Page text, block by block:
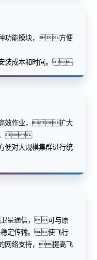
功能模块，方便
装成本和时间。
效作业，扩大
。
对大规模集群进行统
星通信，可与原
定传输。使飞行
网络支持，提高飞